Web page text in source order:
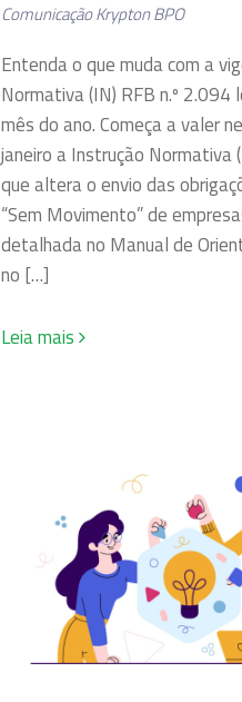
Comunicação Krypton BPO
Entenda o que muda com a
Normativa (IN) RFB n.º 2.094
mês do ano. Começa a valer
janeiro a Instrução Normativa
que altera o envio das
“Sem Movimento” de
detalhada no Manual de
no […]
Leia mais